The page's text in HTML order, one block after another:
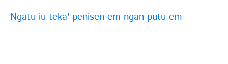
Ngatu iu teka' penisen em ngan putu em